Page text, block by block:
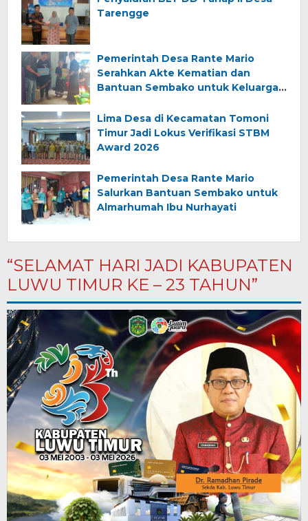
Tarengge
Pemerintah Desa Rante Mario
Serahkan Akte Kematian dan
Bantuan Sembako untuk Keluarga
Lima Desa di Kecamatan Tomoni
Timur Jadi Lokus Verifikasi STBM
Award 2026
Pemerintah Desa Rante Mario
Salurkan Bantuan Sembako untuk
Almarhumah Ibu Nurhayati
“SELAMAT HARI JADI KABUPATEN
LUWU TIMUR KE – 23 TAHUN”